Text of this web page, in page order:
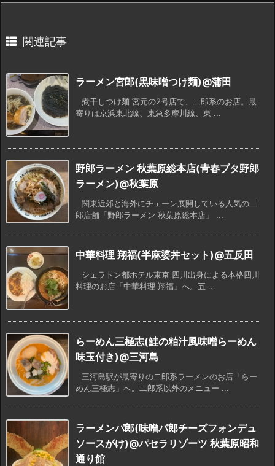
関連記事
ラーメン宮郎(黒味噌つけ麺)@蒲田
煮干しつけ麺 宮元の2号店で、二郎系のお店。最
寄りは京浜東北線、東急多摩川線、東 ...
野郎ラーメン 秋葉原総本店(青春ブタ野郎
ラーメン)@秋葉原
関東近郊と海外にチェーン展開している人気の二
郎店舗「野郎ラーメン 秋葉原総本店」 ...
中華料理 翔福(半麻婆丼セット)@五反田
シェラトン都ホテル東京 四川出身による本格四川
料理のお店「中華料理 翔福」へ。五 ...
らーめん三極志(鮭の粕汁風味噌らーめん
味玉付き)@三河島
三河島駅が最寄りの二郎系ラーメンのお店「らー
めん三極志」へ。二郎系以外のメニュー ...
ラーメンパ郎(味噌パ郎チーズフォンデュ
ソースがけ)@パセラリゾーツ 秋葉原昭和
通り館